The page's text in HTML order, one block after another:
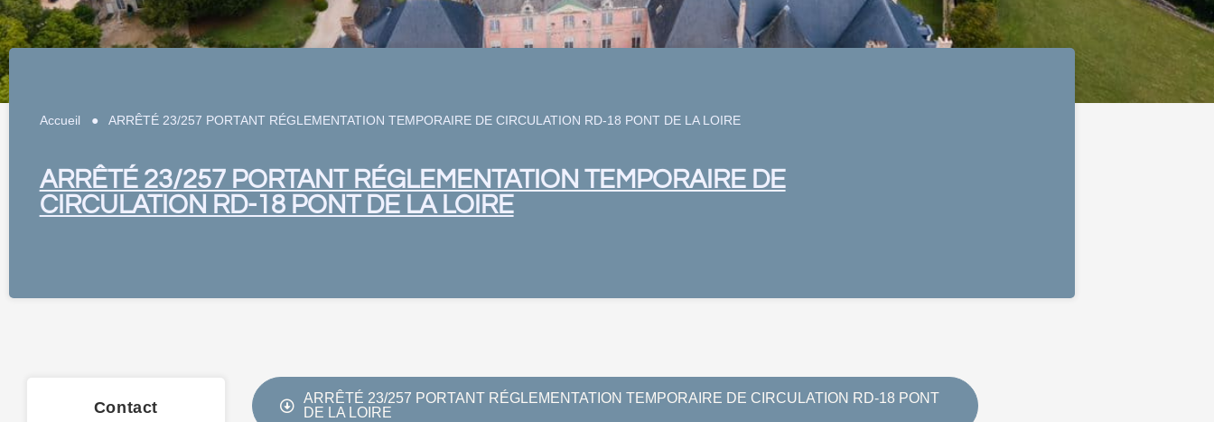
Accueil ● ARRÊTÉ 23/257 PORTANT RÉGLEMENTATION TEMPORAIRE DE CIRCULATION RD-18 PONT DE LA LOIRE
ARRÊTÉ 23/257 PORTANT RÉGLEMENTATION TEMPORAIRE DE
CIRCULATION RD-18 PONT DE LA LOIRE
Contact
ARRÊTÉ 23/257 PORTANT RÉGLEMENTATION TEMPORAIRE DE CIRCULATION RD-18 PONT
DE LA LOIRE